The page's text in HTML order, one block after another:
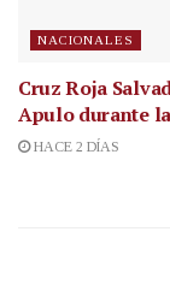
NACIONALES
Cruz Roja
Apulo durante
HACE 2 DÍAS